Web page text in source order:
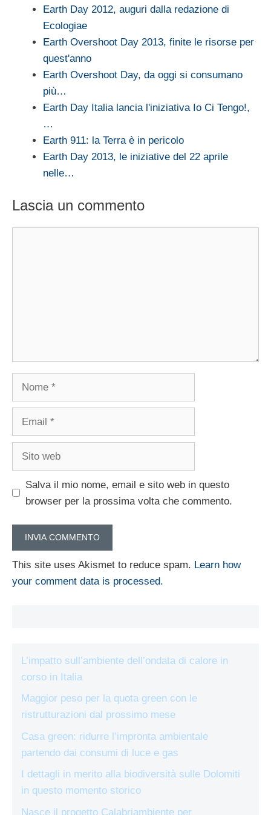
Earth Day 2012, auguri dalla redazione di
Ecologiae
Earth Overshoot Day 2013, finite le risorse per
quest'anno
Earth Overshoot Day, da oggi si consumano
più…
Earth Day Italia lancia l'iniziativa Io Ci Tengo!,
…
Earth 911: la Terra è in pericolo
Earth Day 2013, le iniziative del 22 aprile
nelle…
Lascia un commento
Salva il mio nome, email e sito web in questo
browser per la prossima volta che commento.
This site uses Akismet to reduce spam. Learn how
your comment data is processed.
L’impatto sull’ambiente dell’ondata di calore in
corso in Italia
Maggior peso per la quota green con le
ristrutturazioni dal prossimo mese
Casa green: ridurre l’impronta ambientale
partendo dai consumi di luce e gas
I dettagli in merito alla biodiversità sulle Dolomiti
in questo momento storico
Nasce il progetto Calabriambiente per